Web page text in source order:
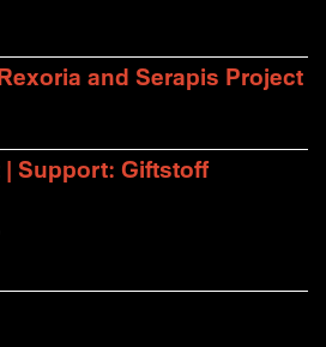
and Serapis Project
Support: Giftstoff